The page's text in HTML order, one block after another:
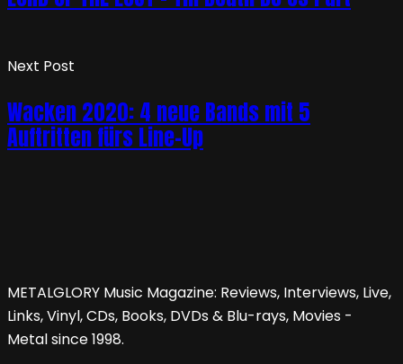
Next Post
Wacken 2020: 4 neue Bands mit 5
Auftritten fürs Line-Up
METALGLORY Music Magazine: Reviews, Interviews, Live,
Links, Vinyl, CDs, Books, DVDs & Blu-rays, Movies -
Metal since 1998.